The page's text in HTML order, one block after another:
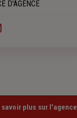
D'AGENCE
savoir plus sur l'agence